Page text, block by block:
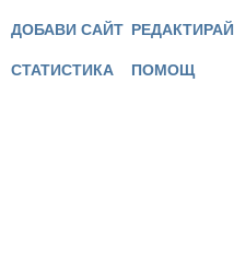
ДОБАВИ САЙТ РЕДАКТИРАЙ
СТАТИСТИКА ПОМОЩ